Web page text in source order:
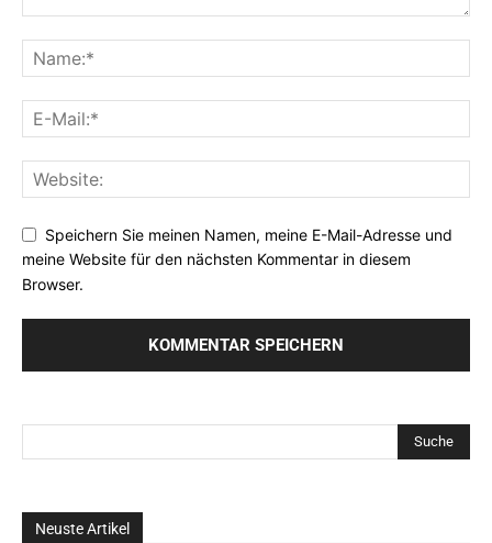
Speichern Sie meinen Namen, meine E-Mail-Adresse und
meine Website für den nächsten Kommentar in diesem
Browser.
Neuste Artikel